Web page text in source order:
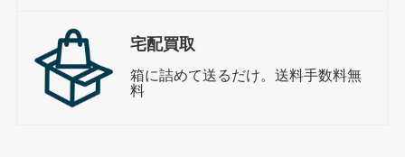
宅配買取
箱に詰めて送るだけ。送料手数料無
料